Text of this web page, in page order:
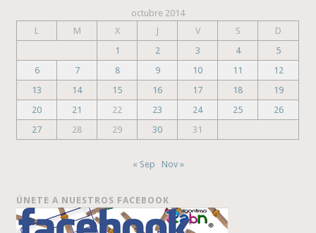
octubre 2014
L
M X J V S
D
1
2 3 4
5
6
7 8 9 10 11
12
13
14 15 16 17 18
19
20
21 22 23 24 25
26
27
28 29 30 31
« Sep Nov »
ÚNETE A NUESTROS FACEBOOK